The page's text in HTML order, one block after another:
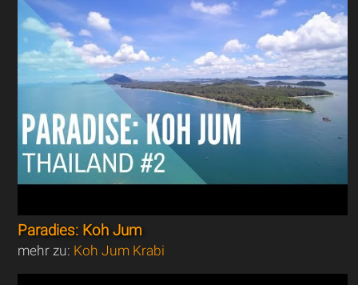
Paradies: Koh Jum
mehr zu: Koh Jum Krabi